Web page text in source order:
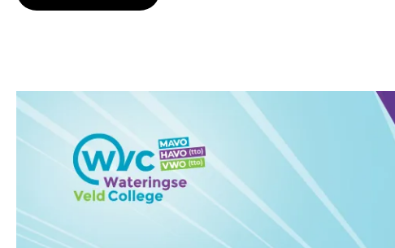
Step
up
your
game Get in touch